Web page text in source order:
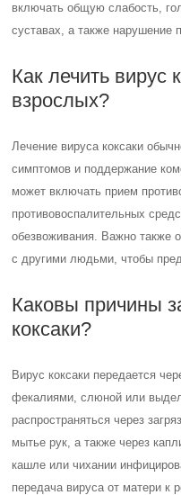
включать общую слабость,
суставах, а также нарушение
Как лечить вирус
взрослых?
Лечение вируса коксаки
симптомов и поддержание
может включать прием
противовоспалительных
обезвоживания. Важно также
с другими людьми, чтобы
Каковы причины
коксаки?
Вирус коксаки передается
фекалиями, слюной или
распространяться через
мытье рук, а также через
кашле или чихании
передача вируса от матери к